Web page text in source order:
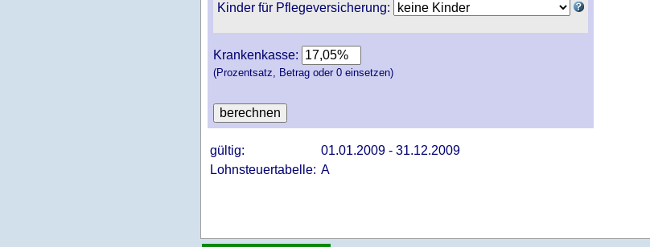
Kinder für Pflegeversicherung:
Krankenkasse:
(Prozentsatz, Betrag oder 0 einsetzen)
gültig:
01.01.2009 - 31.12.2009
Lohnsteuertabelle: A